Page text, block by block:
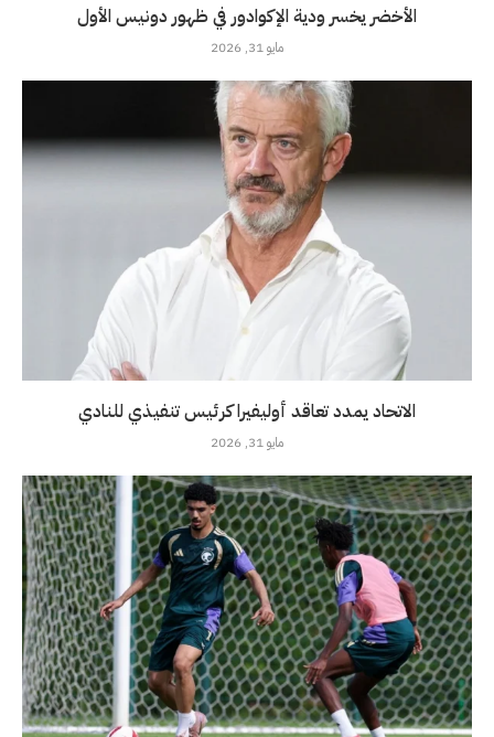
الأخضر يخسر ودية الإكوادور في ظهور دونيس الأول
مايو 31, 2026
الاتحاد يمدد تعاقد أوليفيرا كرئيس تنفيذي للنادي
مايو 31, 2026